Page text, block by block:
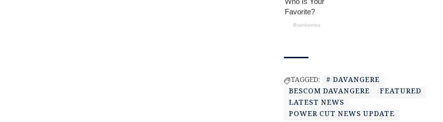
TAGGED:
# DAVANGERE
BESCOM DAVANGERE
FEATURED
LATEST NEWS
POWER CUT NEWS UPDATE